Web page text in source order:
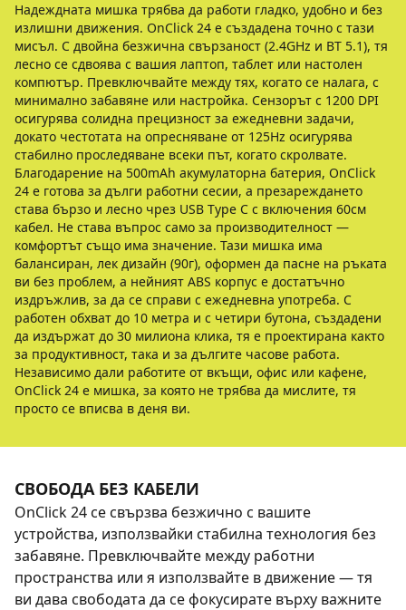
Надеждната мишка трябва да работи гладко, удобно и без
излишни движения. OnClick 24 е създадена точно с тази
мисъл. С двойна безжична свързаност (2.4GHz и BT 5.1), тя
лесно се сдвоява с вашия лаптоп, таблет или настолен
компютър. Превключвайте между тях, когато се налага, с
минимално забавяне или настройка. Сензорът с 1200 DPI
осигурява солидна прецизност за ежедневни задачи,
докато честотата на опресняване от 125Hz осигурява
стабилно проследяване всеки път, когато скролвате.
Благодарение на 500mAh акумулаторна батерия, OnClick
24 е готова за дълги работни сесии, а презареждането
става бързо и лесно чрез USB Type C с включения 60см
кабел. Не става въпрос само за производителност —
комфортът също има значение. Тази мишка има
балансиран, лек дизайн (90г), оформен да пасне на ръката
ви без проблем, а нейният ABS корпус е достатъчно
издръжлив, за да се справи с ежедневна употреба. С
работен обхват до 10 метра и с четири бутона, създадени
да издържат до 30 милиона клика, тя е проектирана както
за продуктивност, така и за дългите часове работа.
Независимо дали работите от вкъщи, офис или кафене,
OnClick 24 е мишка, за която не трябва да мислите, тя
просто се вписва в деня ви.
СВОБОДА БЕЗ КАБЕЛИ
OnClick 24 се свързва безжично с вашите
устройства, използвайки стабилна технология без
забавяне. Превключвайте между работни
пространства или я използвайте в движение — тя
ви дава свободата да се фокусирате върху важните